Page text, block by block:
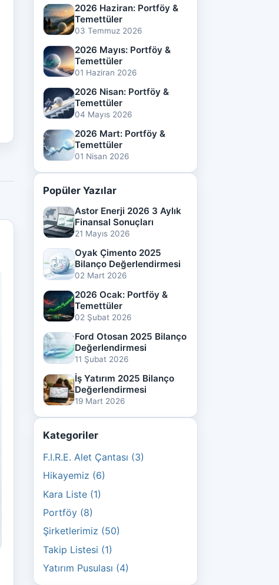
2026 Haziran: Portföy &
Temettüler
03 Temmuz 2026
2026 Mayıs: Portföy &
Temettüler
01 Haziran 2026
2026 Nisan: Portföy &
Temettüler
04 Mayıs 2026
2026 Mart: Portföy &
Temettüler
01 Nisan 2026
Popüler Yazılar
Astor Enerji 2026 3 Aylık
Finansal Sonuçları
21 Mayıs 2026
Oyak Çimento 2025
Bilanço Değerlendirmesi
02 Mart 2026
2026 Ocak: Portföy &
Temettüler
02 Şubat 2026
Ford Otosan 2025 Bilanço
Değerlendirmesi
11 Şubat 2026
İş Yatırım 2025 Bilanço
Değerlendirmesi
19 Mart 2026
Kategoriler
F.I.R.E. Alet Çantası (3)
Hikayemiz (6)
Kara Liste (1)
Portföy (8)
Şirketlerimiz (50)
Takip Listesi (1)
Yatırım Pusulası (4)